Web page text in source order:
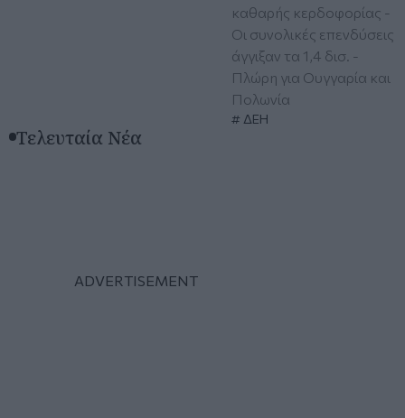
καθαρής κερδοφορίας -
Οι συνολικές επενδύσεις
άγγιξαν τα 1,4 δισ. -
Πλώρη για Ουγγαρία και
Πολωνία
ΔΕΗ
Τελευταία Νέα